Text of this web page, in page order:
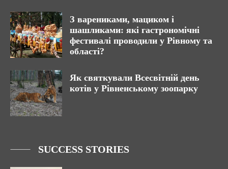
З варениками, мациком і
шашликами: які гастрономічні
фестивалі проводили у Рівному та
області?
Як святкували Всесвітній день
котів у Рівненському зоопарку
SUCCESS STORIES